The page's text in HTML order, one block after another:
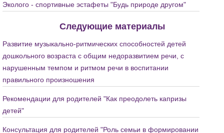
Эколого - спортивные эстафеты "Будь природе другом"
Следующие материалы
Развитие музыкально-ритмических способностей детей
дошкольного возраста с общим недоразвитием речи, с
нарушенным темпом и ритмом речи в воспитании
правильного произношения
Рекомендации для родителей "Как преодолеть капризы
детей"
Консультация для родителей "Роль семьи в формировании